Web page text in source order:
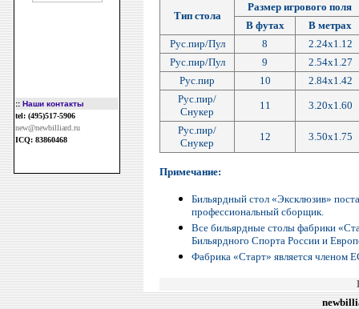
:: Наши контакты
tel: (495)517-5906
new@newbilliard.ru
ICQ: 83860468
Тип стола
Размер игрового поля
В футах
В метрах
Рус.пир/Пул
8
2.24х1.12
Рус.пир/Пул
9
2.54х1.27
Рус.пир
10
2.84х1.42
Рус.пир/
Снукер
11 3.20х1.60
Рус.пир/
Снукер
12 3.50x1.75
Примечание:
Бильярдный стол «Эксклюзив»
профессиональный сборщик.
Все бильярдные столы фабрики
Бильярдного Спорта России и
Фабрика «Старт» является членом